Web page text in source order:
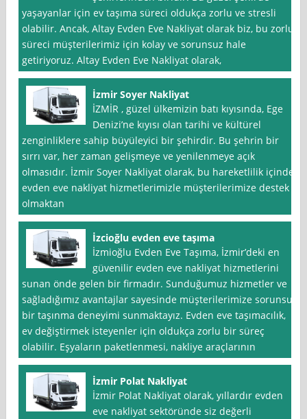
yaşayanlar için ev taşıma süreci oldukça zorlu ve stresli
olabilir. Ancak, Altay Evden Eve Nakliyat olarak biz, bu zorlu
süreci müşterilerimiz için kolay ve sorunsuz hale
getiriyoruz. Altay Evden Eve Nakliyat olarak,
İzmir Soyer Nakliyat
İZMİR , güzel ülkemizin batı kıyısında, Ege
Denizi’ne kıyısı olan tarihi ve kültürel
zenginliklere sahip büyüleyici bir şehirdir. Bu şehrin bir
sırrı var, her zaman gelişmeye ve yenilenmeye açık
olmasıdır. İzmir Soyer Nakliyat olarak, bu hareketlilik içinde
evden eve nakliyat hizmetlerimizle müşterilerimize destek
olmaktan
İzcioğlu evden eve taşıma
İzmioğlu Evden Eve Taşıma, İzmir’deki en
güvenilir evden eve nakliyat hizmetlerini
sunan önde gelen bir firmadır. Sunduğumuz hizmetler ve
sağladığımız avantajlar sayesinde müşterilerimize sorunsuz
bir taşınma deneyimi sunmaktayız. Evden eve taşımacılık,
ev değiştirmek isteyenler için oldukça zorlu bir süreç
olabilir. Eşyaların paketlenmesi, nakliye araçlarının
İzmir Polat Nakliyat
İzmir Polat Nakliyat olarak, yıllardır evden
eve nakliyat sektöründe siz değerli